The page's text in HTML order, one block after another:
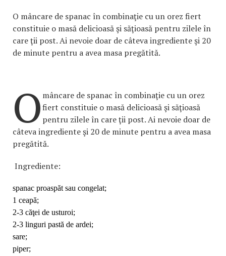
O mâncare de spanac în combinaţie cu un orez fiert
constituie o masă delicioasă şi săţioasă pentru zilele în
care ţii post. Ai nevoie doar de câteva ingrediente şi 20
de minute pentru a avea masa pregătită.
O mâncare de spanac în combinaţie cu un orez
fiert constituie o masă delicioasă şi săţioasă
pentru zilele în care ţii post. Ai nevoie doar de
câteva ingrediente şi 20 de minute pentru a avea masa
pregătită.
Ingrediente:
spanac proaspăt sau congelat;
1 ceapă;
2-3 căţei de usturoi;
2-3 linguri pastă de ardei;
sare;
piper;